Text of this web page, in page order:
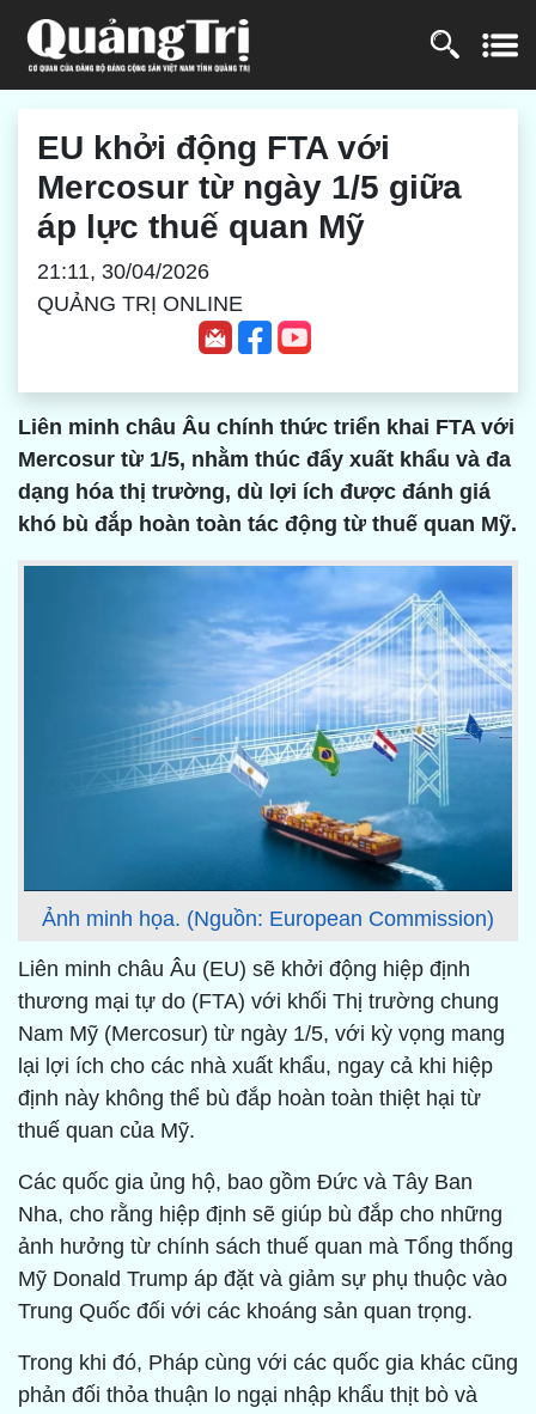
EU khởi động FTA với
Mercosur từ ngày 1/5 giữa
áp lực thuế quan Mỹ
21:11, 30/04/2026
QUẢNG TRỊ ONLINE
Liên minh châu Âu chính thức triển khai FTA với
Mercosur từ 1/5, nhằm thúc đẩy xuất khẩu và đa
dạng hóa thị trường, dù lợi ích được đánh giá
khó bù đắp hoàn toàn tác động từ thuế quan Mỹ.
Ảnh minh họa. (Nguồn: European Commission)
Liên minh châu Âu (EU) sẽ khởi động hiệp định
thương mại tự do (FTA) với khối Thị trường chung
Nam Mỹ (Mercosur) từ ngày 1/5, với kỳ vọng mang
lại lợi ích cho các nhà xuất khẩu, ngay cả khi hiệp
định này không thể bù đắp hoàn toàn thiệt hại từ
thuế quan của Mỹ.
Các quốc gia ủng hộ, bao gồm Đức và Tây Ban
Nha, cho rằng hiệp định sẽ giúp bù đắp cho những
ảnh hưởng từ chính sách thuế quan mà Tổng thống
Mỹ Donald Trump áp đặt và giảm sự phụ thuộc vào
Trung Quốc đối với các khoáng sản quan trọng.
Trong khi đó, Pháp cùng với các quốc gia khác cũng
phản đối thỏa thuận lo ngại nhập khẩu thịt bò và